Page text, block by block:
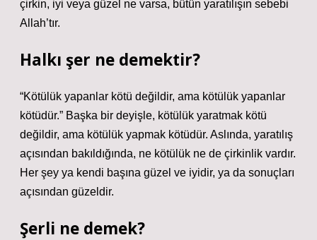
çirkin, iyi veya güzel ne varsa, bütün yaratılışın sebebi
Allah’tır.
Halkı şer ne demektir?
“Kötülük yapanlar kötü değildir, ama kötülük yapanlar
kötüdür.” Başka bir deyişle, kötülük yaratmak kötü
değildir, ama kötülük yapmak kötüdür. Aslında, yaratılış
açısından bakıldığında, ne kötülük ne de çirkinlik vardır.
Her şey ya kendi başına güzel ve iyidir, ya da sonuçları
açısından güzeldir.
Şerli ne demek?